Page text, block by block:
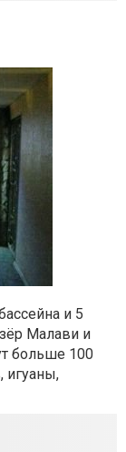
и 5
Малави и
больше 100
игуаны,